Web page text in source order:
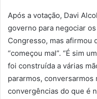
Após a votação, Davi
governo para negociar
Congresso, mas afirmou
“começou mal”. “É sim
foi construída a várias
pararmos, conversarmos
convergências do que é